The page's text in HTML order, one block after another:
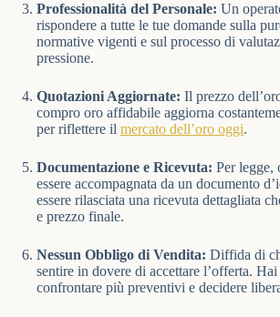
Professionalità del Personale: Un
rispondere a tutte le tue domande sulla
normative vigenti e sul processo di
pressione.
Quotazioni Aggiornate: Il prezzo
compro oro affidabile aggiorna
per riflettere il mercato dell’oro oggi.
Documentazione e Ricevuta: Per legge,
essere accompagnata da un documento
essere rilasciata una ricevuta dettagliata
e prezzo finale.
Nessun Obbligo di Vendita: Diffida di
sentire in dovere di accettare l’offerta.
confrontare più preventivi e decidere